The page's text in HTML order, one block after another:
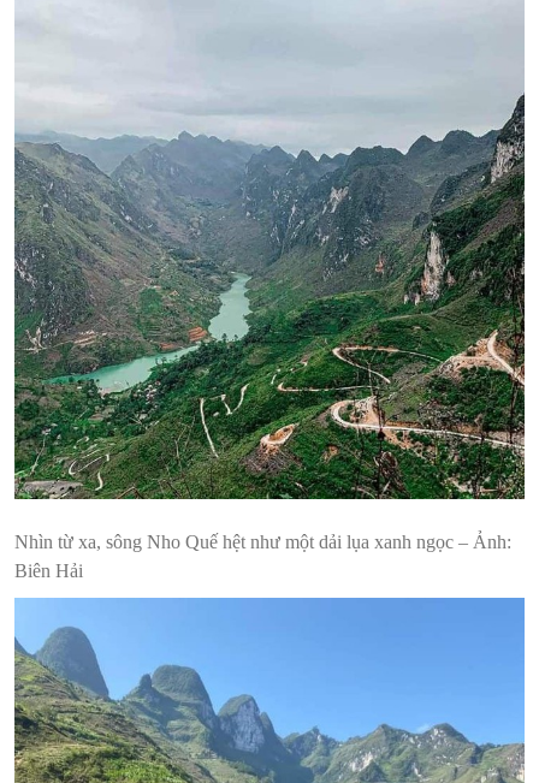
Nhìn từ xa, sông Nho Quế hệt như một dải lụa xanh ngọc – Ảnh:
Biên Hải